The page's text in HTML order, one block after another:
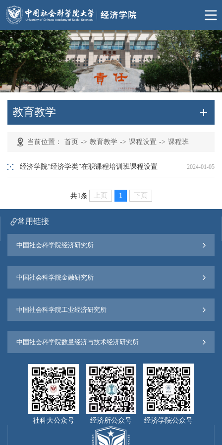
教育教学
当前位置： 首页 -> 教育教学 -> 课程设置 -> 课程班
经济学院“经济学类”在职课程培训班课程设置 2024-01-05
共1条 上页 1 下页
常用链接
中国社会科学院经济研究所
中国社会科学院金融研究所
中国社会科学院工业经济研究所
中国社会科学院数量经济与技术经济研究所
社科大公众号 经济所公众号 经济学院公众号